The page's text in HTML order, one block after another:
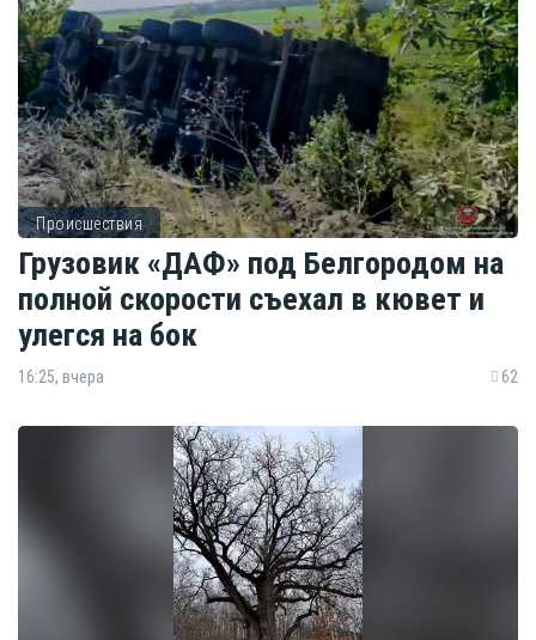
Происшествия
Грузовик «ДАФ» под Белгородом на
полной скорости съехал в кювет и
улегся на бок
16:25, вчера 62